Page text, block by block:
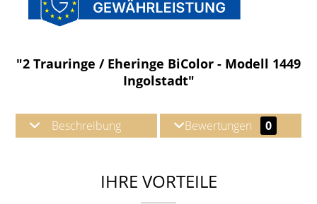
"2 Trauringe / Eheringe BiColor - Modell 1449
Ingolstadt"
Beschreibung Bewertungen 0
IHRE VORTEILE